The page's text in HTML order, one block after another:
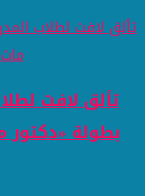
تألق لافت